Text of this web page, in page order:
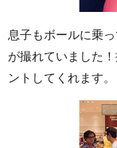
息子もボールに乗
が撮れていました
ントしてくれます